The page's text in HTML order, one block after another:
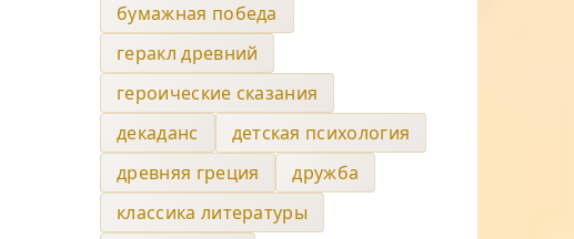
бумажная победа
геракл древний
героические сказания
декаданс
детская психология
древняя греция
дружба
классика литературы